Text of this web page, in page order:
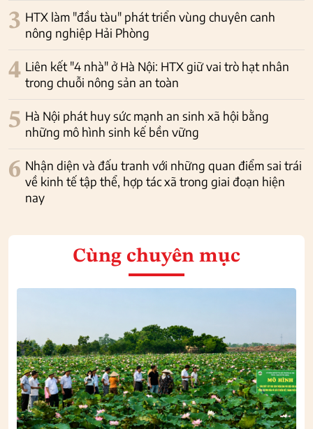
3 HTX làm "đầu tàu" phát triển vùng chuyên canh
nông nghiệp Hải Phòng
4 Liên kết "4 nhà" ở Hà Nội: HTX giữ vai trò hạt nhân
trong chuỗi nông sản an toàn
5 Hà Nội phát huy sức mạnh an sinh xã hội bằng
những mô hình sinh kế bền vững
6 Nhận diện và đấu tranh với những quan điểm sai trái
về kinh tế tập thể, hợp tác xã trong giai đoạn hiện
nay
Cùng chuyên mục